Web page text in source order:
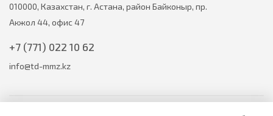
010000, Казахстан, г. Астана, район Байконыр, пр.
Акжол 44, офис 47
+7 (771) 022 10 62
info@td-mmz.kz